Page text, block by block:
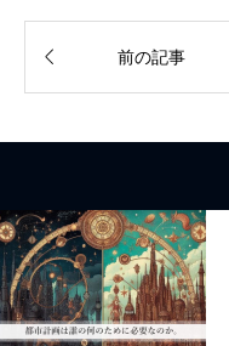
 前の記事